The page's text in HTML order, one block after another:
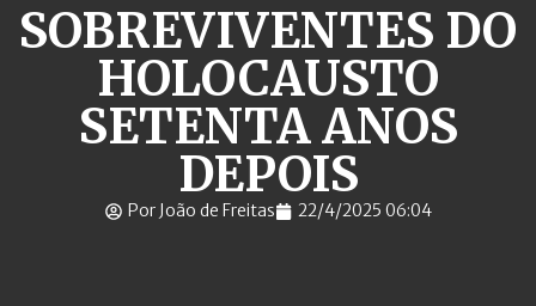
SOBREVIVENTES DO
HOLOCAUSTO
SETENTA ANOS
DEPOIS
Por João de Freitas 22/4/2025 06:04